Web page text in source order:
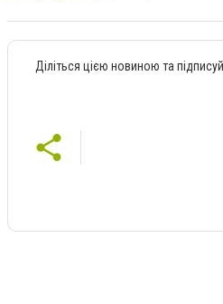
Діліться цією новиною та